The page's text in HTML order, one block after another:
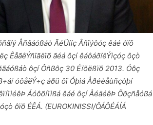
Åñãáóßáò ÃéÜííç Âñïýôóç êáé ôïõ
ÊåãêÝñïãëïõ ãéá ôçí êáôáðïëÝìçóç ôçò
ôçí Ôñßôç 30 Éïõëßïõ 2013. Óôç
óôåëÝ÷ç áðü ôï Óþìá Åðéèåùñçôþí
Áóôõíïìßá êáé ôçí ÅéäéêÞ Õðçñåóßá
ôïõ ÉÊÁ. (EUROKINISSI/ÔÁÔÉÁÍÁ